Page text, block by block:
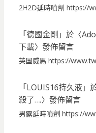
2H2D延時噴劑 https://
「德國金剛 」於〈
下載〉發佈留言
英国威馬 https://
「LOUIS16持久液」
殺了….〉發佈留言
男露延時噴劑 https://